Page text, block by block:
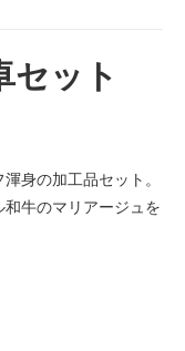
セット
身の加工品セット。
牛のマリアージュを